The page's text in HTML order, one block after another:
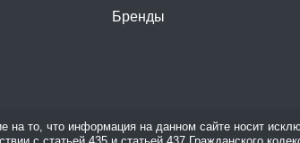
Бренды
то, что информация на данном сайте носит